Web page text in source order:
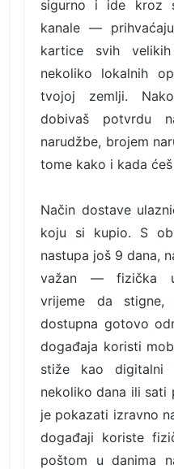
sigurno i ide kroz
kanale —
kartice svih
nekoliko lokalnih
tvojoj zemlji.
dobivaš potvrdu
narudžbe, brojem
tome kako i kada
Način dostave
koju si kupio. S
nastupa još 9 dana,
važan — fizička
vrijeme da
dostupna gotovo
događaja koristi
stiže kao
nekoliko dana ili sati
je pokazati izravno
događaji koriste
poštom u danima